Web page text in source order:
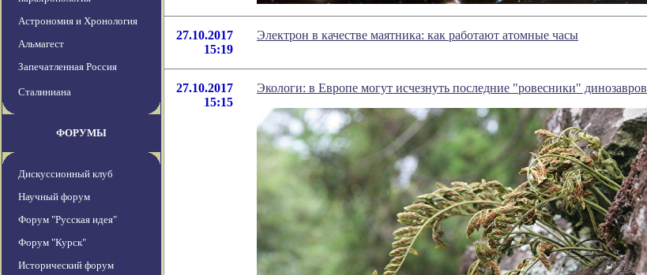
Астрономия и Хронология
Альмагест
Запечатленная Россия
Сталиниана
ФОРУМЫ
Дискуссионный клуб
Научный форум
Форум "Русская идея"
Форум "Курск"
Исторический форум
27.10.2017
15:19
Электрон в качестве маятника: как работают атомные часы
27.10.2017
15:15
Экологи: в Европе могут исчезнуть последние "ровесники" динозавров